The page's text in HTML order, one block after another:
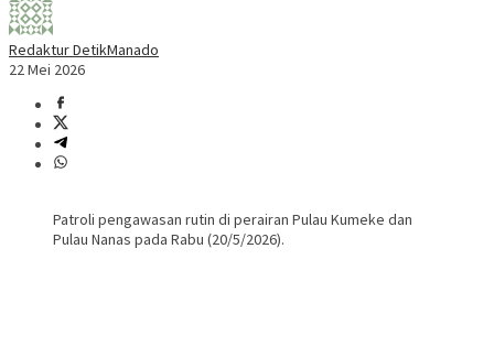
Redaktur DetikManado
22 Mei 2026
Patroli pengawasan rutin di perairan Pulau Kumeke dan
Pulau Nanas pada Rabu (20/5/2026).